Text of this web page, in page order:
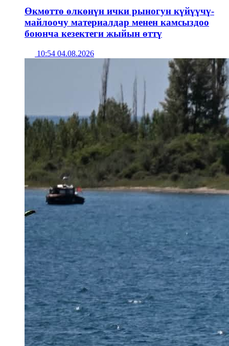
Өкмөттө өлкөнүн ички рыногун күйүүчү-
майлоочу материалдар менен камсыздоо
боюнча кезектеги жыйын өттү
10:54 04.08.2026